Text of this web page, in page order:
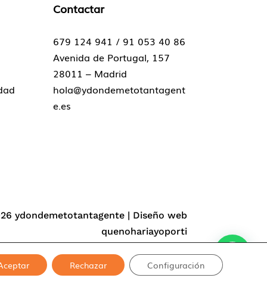
Contactar
679 124 941 / 91 053 40 86
Avenida de Portugal, 157
28011 – Madrid
hola@ydondemetotantagent
e.es
ydondemetotantagente | Diseño web
quenohariayoporti
Rechazar Configuración